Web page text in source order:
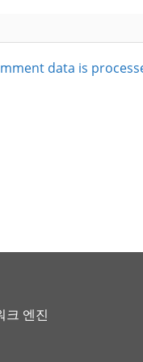
data is
크 엔진